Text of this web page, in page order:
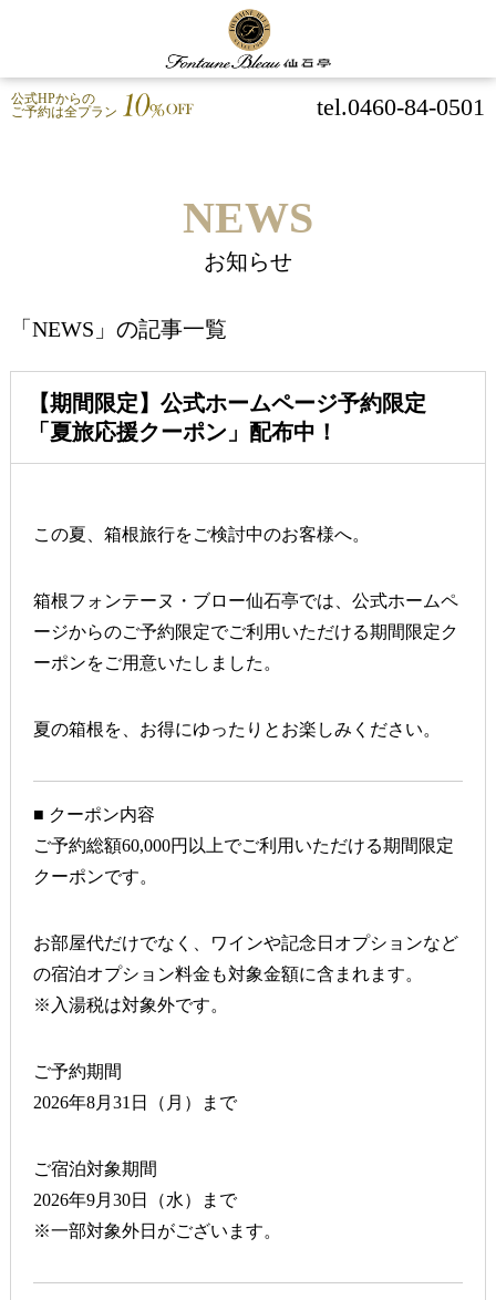
公式HPからの
ご予約は全プラン
tel.0460-84-0501
NEWS
お知らせ
「NEWS」の記事一覧
【期間限定】公式ホームページ予約限定
「夏旅応援クーポン」配布中！
この夏、箱根旅行をご検討中のお客様へ。
箱根フォンテーヌ・ブロー仙石亭では、 公式ホームペ
ージからのご予約限定でご利用いただける期間限定ク
ーポンをご用意いたしました。
夏の箱根を、お得にゆったりとお楽しみください。
■ クーポン内容
ご予約総額60,000円以上でご利用いただける期間限定
クーポンです。
お部屋代だけでなく、ワインや記念日オプションなど
の宿泊オプション料金も対象金額に含まれます。
※入湯税は対象外です。
ご予約期間
2026年8月31日（月）まで
ご宿泊対象期間
2026年9月30日（水）まで
※一部対象外日がございます。